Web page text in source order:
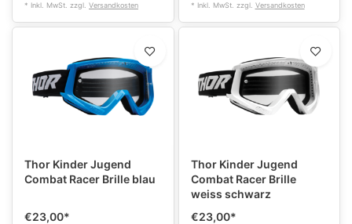
* Inkl. MwSt. zzgl. Versandkosten * Inkl. MwSt. zzgl. Versandkosten
Thor Kinder Jugend
Combat Racer Brille blau
€23,00*
Thor Kinder Jugend
Combat Racer Brille
weiss schwarz
€23,00*